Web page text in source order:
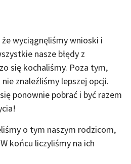
wyciągnęliśmy wnioski i
nasze błędy z
się kochaliśmy. Poza tym,
znaleźliśmy lepszej opcji.
ponownie pobrać i być razem
o tym naszym rodzicom,
końcu liczyliśmy na ich